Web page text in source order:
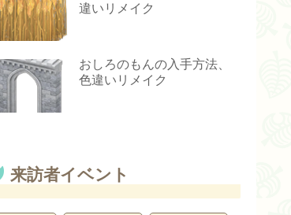
違いリメイク
おしろのもんの入手方法、
色違いリメイク
来訪者イベント